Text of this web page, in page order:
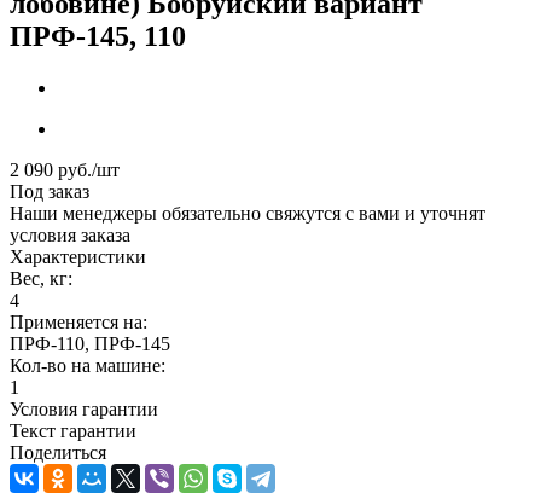
ПРФ-145, 110
2 090 руб./шт
Под заказ
Наши менеджеры обязательно свяжутся с вами и уточнят
условия заказа
Характеристики
Вес, кг:
4
Применяется на:
ПРФ-110, ПРФ-145
Кол-во на машине:
1
Условия гарантии
Текст гарантии
Поделиться